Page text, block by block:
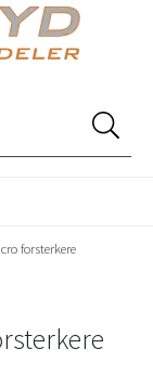
forsterkere